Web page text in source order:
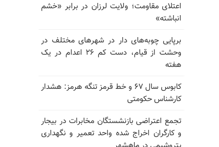
اعتلای مقاومت؛ ولایت لرزان در برابر «خشم
انباشته»
برپایی چوبه‌های دار در شهرهای مختلف در
وحشت از قیام، دست کم ۲۶ اعدام در یک
هفته
کابوس سال ۶۷ و خط قرمز تنگه هرمز: هشدار
کارشناس حکومتی
تجمع اعتراضی بازنشستگان مخابرات در بیجار
و کارگران اخراج شده واحد تعمیر و نگهداری